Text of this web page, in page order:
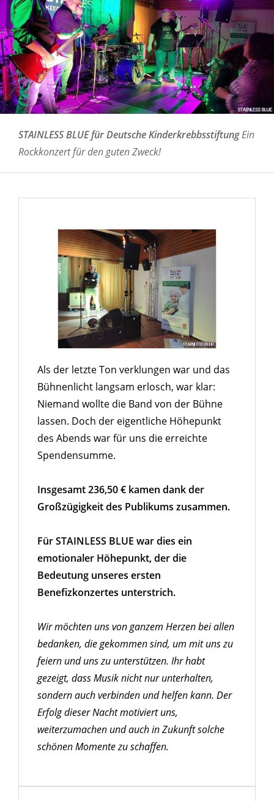
STAINLESS BLUE für Deutsche KinderkrebbsstiftungEin
Rockkonzert für den guten Zweck!
Als der letzte Ton verklungen war und das
Bühnenlicht langsam erlosch, war klar:
Niemand wollte die Band von der Bühne
lassen. Doch der eigentliche Höhepunkt
des Abends war für uns die erreichte
Spendensumme.
Insgesamt 236,50 € kamen dank der
Großzügigkeit des Publikums zusammen.
Für STAINLESS BLUE war dies ein
emotionaler Höhepunkt, der die
Bedeutung unseres ersten
Benefizkonzertes unterstrich.
Wir möchten uns von ganzem Herzen bei allen
bedanken, die gekommen sind, um mit uns zu
feiern und uns zu unterstützen. Ihr habt
gezeigt, dass Musik nicht nur unterhalten,
sondern auch verbinden und helfen kann. Der
Erfolg dieser Nacht motiviert uns,
weiterzumachen und auch in Zukunft solche
schönen Momente zu schaffen.